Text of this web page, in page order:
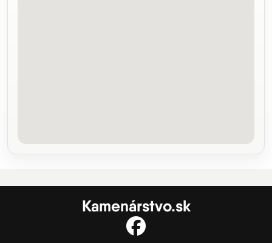
Kamenárstvo.sk